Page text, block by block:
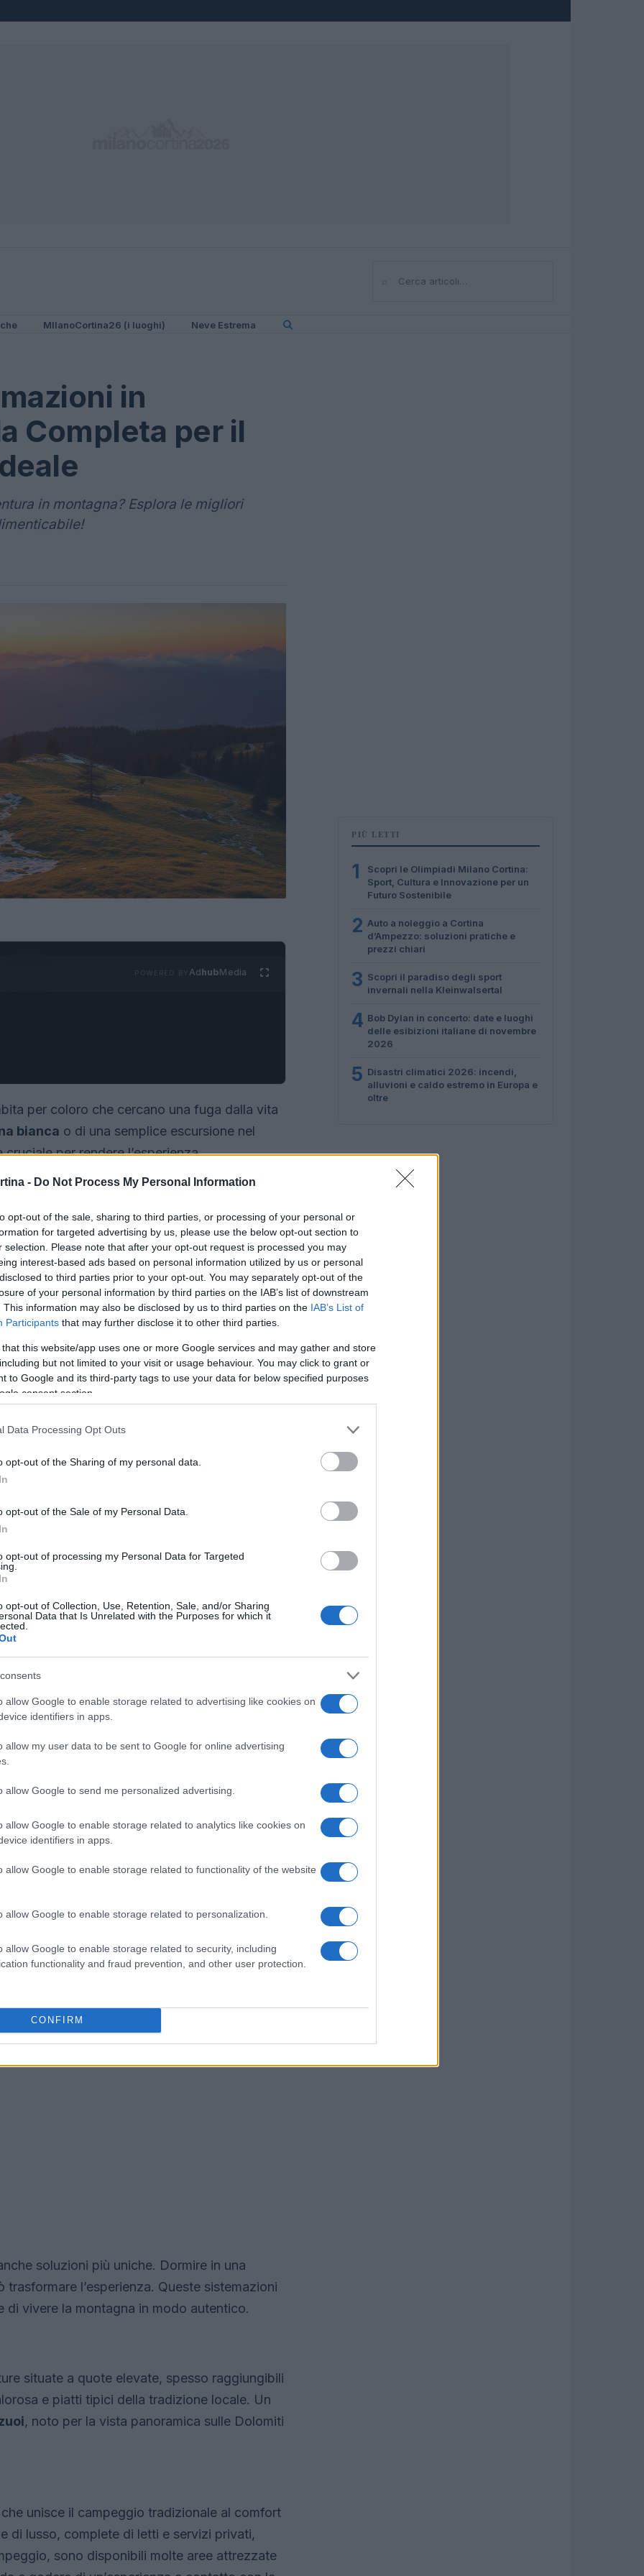
- Do Not Process My Personal Information
opt-out of the sale, sharing to third parties, or processing of your personal or
for targeted advertising by us, please use the below opt-out section to
selection. Please note that after your opt-out request is processed you may
interest-based ads based on personal information utilized by us or personal
to third parties prior to your opt-out. You may separately opt-out of the
of your personal information by third parties on the IAB’s list of downstream
This information may also be disclosed by us to third parties on the IAB’s List of
Participants that may further disclose it to other third parties.
that this website/app uses one or more Google services and may gather and store
but not limited to your visit or usage behaviour. You may click to grant or
to Google and its third-party tags to use your data for below specified purposes
consent section.
Data Processing Opt Outs
opt-out of the Sharing of my personal data.
opt-out of the Sale of my Personal Data.
opt-out of processing my Personal Data for Targeted
opt-out of Collection, Use, Retention, Sale, and/or Sharing
Data that Is Unrelated with the Purposes for which it
allow Google to enable storage related to advertising like cookies on
identifiers in apps.
allow my user data to be sent to Google for online advertising
allow Google to send me personalized advertising.
allow Google to enable storage related to analytics like cookies on
identifiers in apps.
allow Google to enable storage related to functionality of the website
allow Google to enable storage related to personalization.
allow Google to enable storage related to security, including
functionality and fraud prevention, and other user protection.
CONFIRM
⌕Cerca
MIlanoCortina26 (i luoghi) Neve Estrema
in
Completa per il
in montagna? Esplora le migliori
AdhubMedia
per coloro che cercano una fuga dalla vita
bianca o di una semplice escursione nel
per rendere l’esperienza
le migliori opzioni disistemazione in
di viaggiatore.
le opzioni sono molte e variegate. Dalle
di lusso, ogni sistemazione offre
scelte più popolari.
hotel di montagnarappresentano una scelta
di alta qualità, come
Alcuni resort, infatti, sono situati
di accedere facilmente alle attività
ilHotel Rosa Alpinain Alta Badia e ilChalet
più informale e accogliente, unbed &
ideale. Queste sistemazioni, spesso gestite
e la possibilità di conoscere meglio la
e locali.
soluzioni più uniche. Dormire in una
trasformare l’esperienza. Queste sistemazioni
di vivere la montagna in modo autentico.
situate a quote elevate, spesso raggiungibili
e piatti tipici della tradizione locale. Un
, noto per la vista panoramica sulle Dolomiti
unisce il campeggio tradizionale al comfort
di lusso, complete di letti e servizi privati,
sono disponibili molte aree attrezzate
PIÙ LETTI
1
Scopri le Olimpiadi Milano Cortina:
Sport, Cultura e Innovazione per un
Futuro Sostenibile
2 Auto a noleggio a Cortina
d’Ampezzo: soluzioni pratiche e
prezzi chiari
3 Scopri il paradiso degli sport
invernali nella Kleinwalsertal
4 Bob Dylan in concerto: date e luoghi
delle esibizioni italiane di novembre
2026
5 Disastri climatici 2026: incendi,
alluvioni e caldo estremo in Europa e
oltre